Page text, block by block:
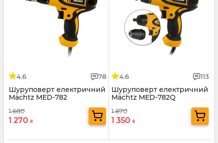
4.6 78
Шуруповерт електричний
Mächtz MED-782
1 680
1 270 ₴
4.6 113
Шуруповерт електричний
Mächtz MED-782Q
1 870
1 350 ₴